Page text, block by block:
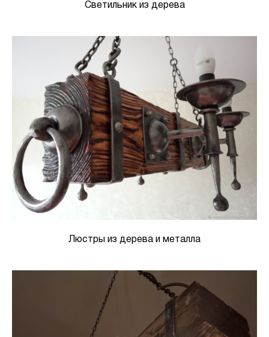
Светильник из дерева
Люстры из дерева и металла